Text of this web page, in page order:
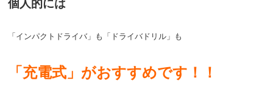
個人的には
「インパクトドライバ」も「ドライバドリル」も
「充電式」がおすすめです！！